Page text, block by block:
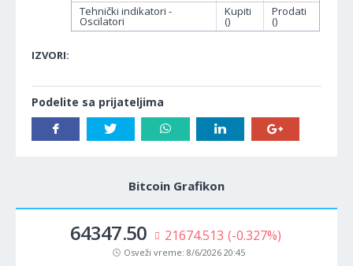
Tehnički indikatori -
Oscilatori
Kupiti
()
Prodati
()
IZVORI:
Podelite sa prijateljima
Bitcoin Grafikon
64347.50 21674.513 (-0.327%)
Osveži vreme: 8/6/2026 20:45